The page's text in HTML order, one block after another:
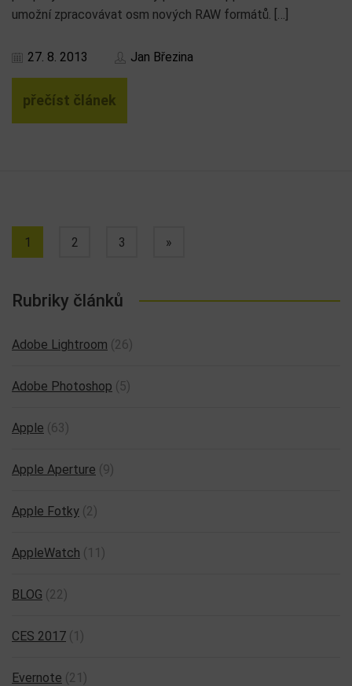
umožní zpracovávat osm nových RAW formátů. […]
27. 8. 2013 Jan Březina
přečíst článek
1 2 3 »
Rubriky článků
Adobe Lightroom (26)
Adobe Photoshop (5)
Apple (63)
Apple Aperture (9)
Apple Fotky (2)
AppleWatch (11)
BLOG (22)
CES 2017 (1)
Evernote (21)